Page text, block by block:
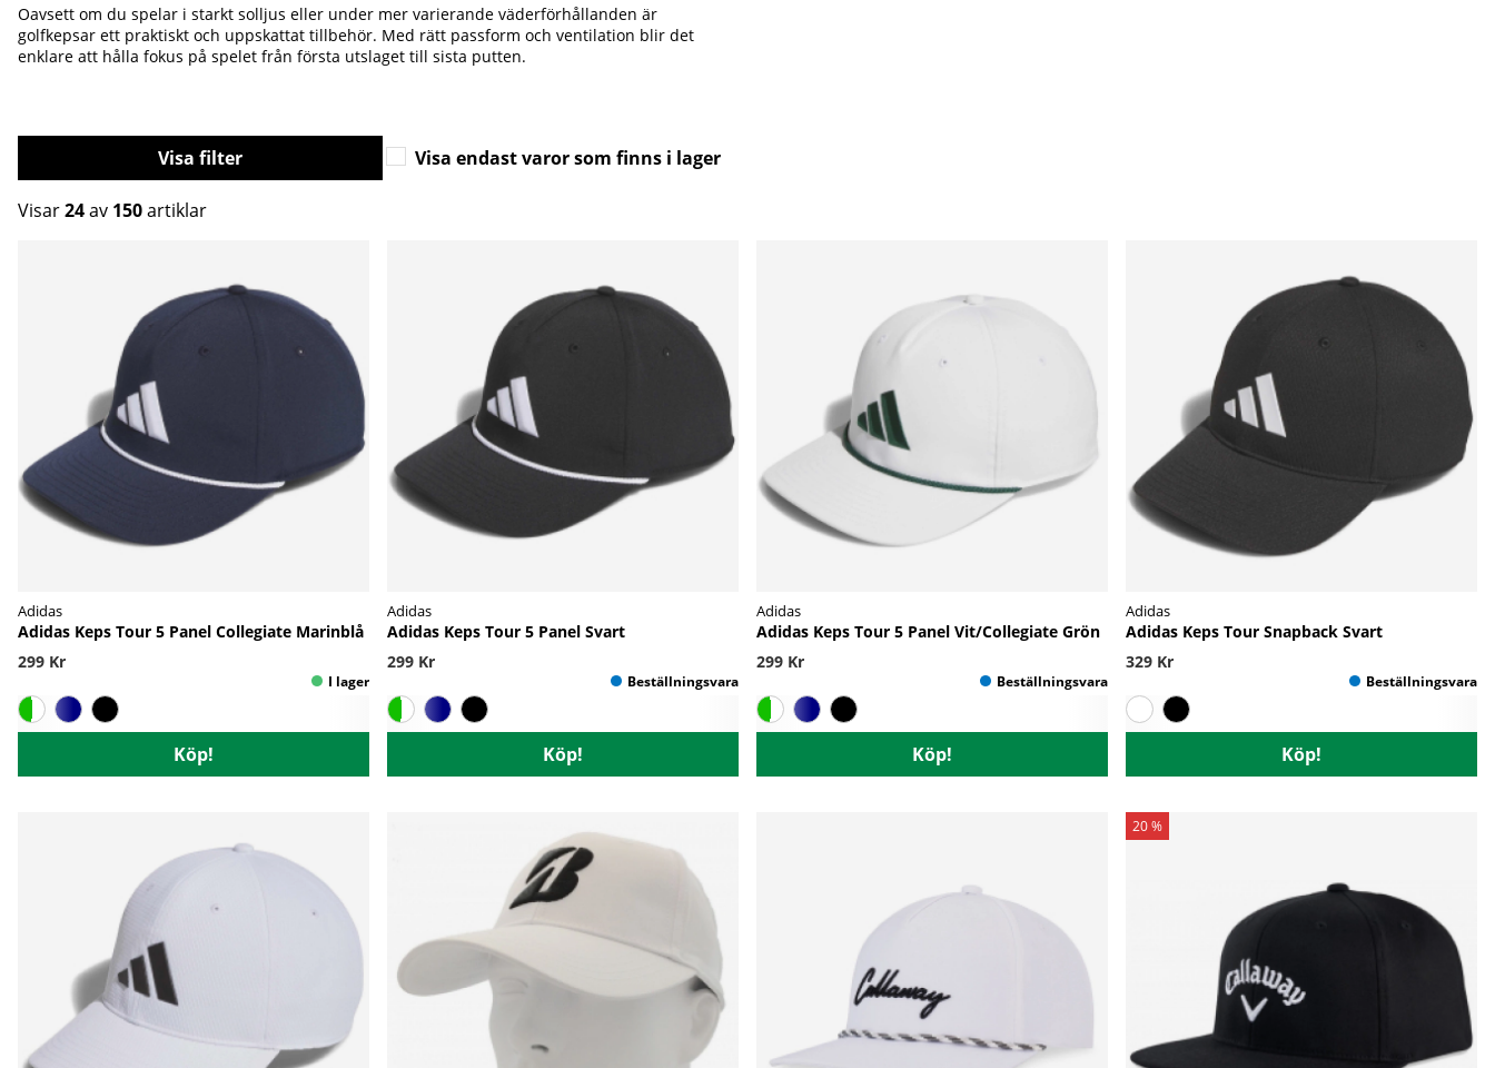
Oavsett om du spelar i starkt solljus eller under mer varierande väderförhållanden är
golfkepsar ett praktiskt och uppskattat tillbehör. Med rätt passform och ventilation blir det
enklare att hålla fokus på spelet från första utslaget till sista putten.
Filtrera Visa endast varor som finns i lager
Visar24av 150artiklar
Adidas
Adidas Keps Tour 5 Panel Collegiate Marinblå
299 Kr
Köp!
Adidas
Adidas Keps Tour 5 Panel Svart
299 Kr
Köp!
Adidas
Adidas Keps Tour 5 Panel Vit/Collegiate Grön
299 Kr
Köp!
Adidas
Adidas Keps Tour Snapback Svart
329 Kr
Köp!
20 %